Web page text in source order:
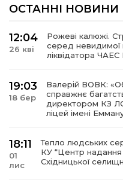
ОСТАННІ НОВИНИ
12:04
26 кві
Рожеві калюжі.
серед невидимої
ліквідатора ЧАЕС
19:03
18 бер
Валерій ВОВК:
справжнє
директором КЗ
ліцей імені
18:11
01
лис
Тепло людських
КУ “Центр надання
Східницької